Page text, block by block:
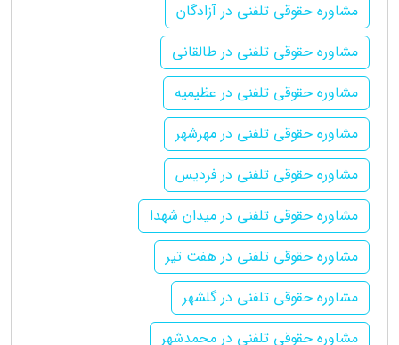
مشاوره حقوقی تلفنی در آزادگان
مشاوره حقوقی تلفنی در طالقانی
مشاوره حقوقی تلفنی در عظیمیه
مشاوره حقوقی تلفنی در مهرشهر
مشاوره حقوقی تلفنی در فردیس
مشاوره حقوقی تلفنی در میدان شهدا
مشاوره حقوقی تلفنی در هفت تیر
مشاوره حقوقی تلفنی در گلشهر
مشاوره حقوقی تلفنی در محمدشهر